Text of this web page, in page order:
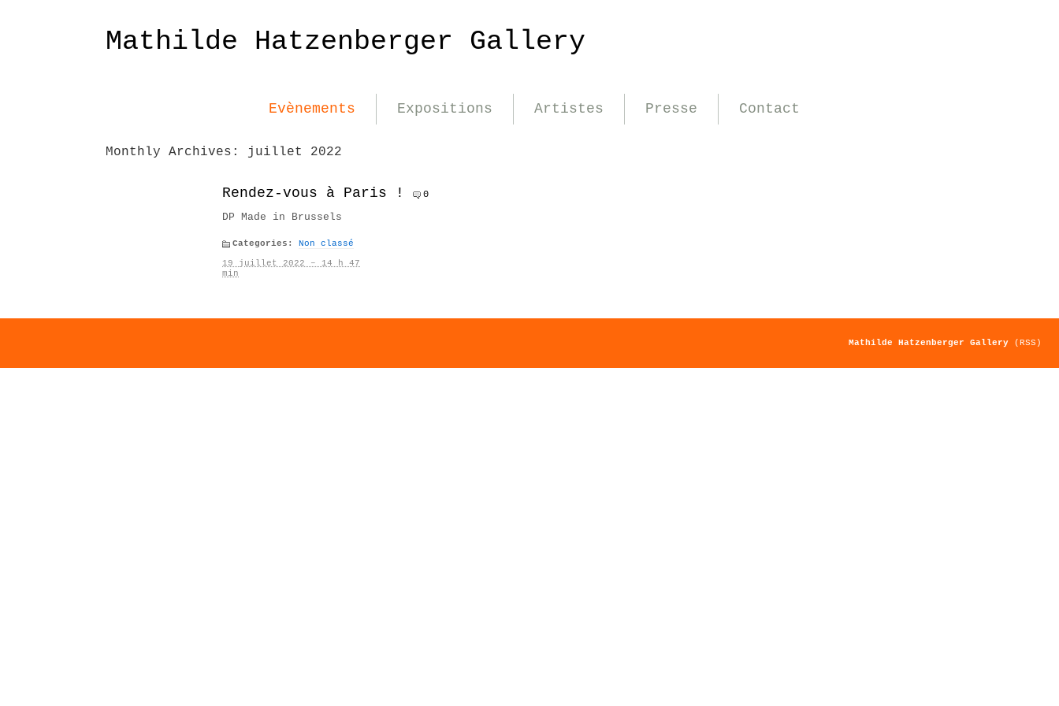
Mathilde Hatzenberger Gallery
Evènements Expositions Artistes Presse Contact
Monthly Archives: juillet 2022
Rendez-vous à Paris ! 0
DP Made in Brussels
Categories: Non classé
19 juillet 2022 – 14 h 47
min
Mathilde Hatzenberger Gallery (RSS)